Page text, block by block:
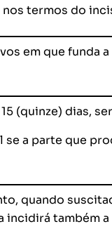
termos do
em que funda
(quinze) dias,
a parte que
quando
também